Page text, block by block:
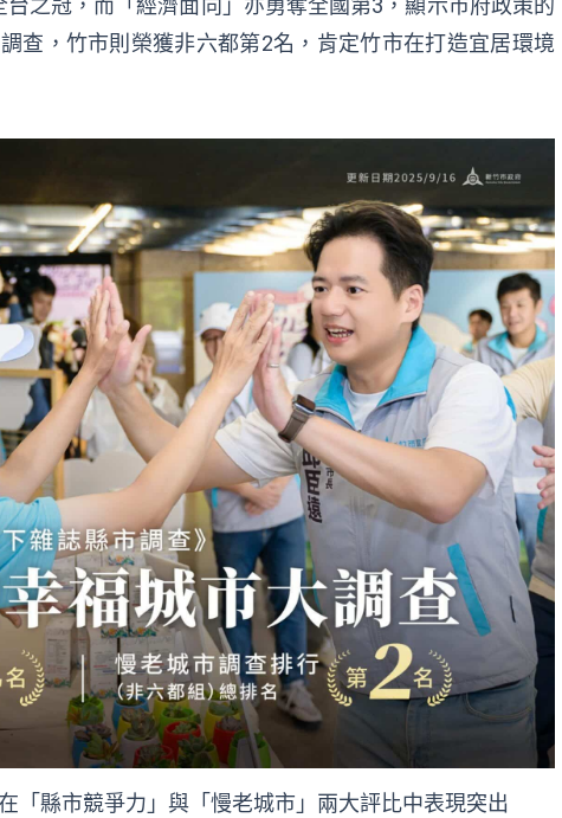
台之冠，而「經濟面向」亦勇奪全國第3，顯示市府政策的
查，竹市則榮獲非六都第2名，肯定竹市在打造宜居環境
「縣市競爭力」與「慢老城市」兩大評比中表現突出